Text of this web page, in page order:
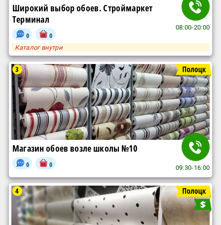
Широкий выбор обоев. Строймаркет
Терминал
0 0
08:00-20:00
Каталог внутри
3
Магазин обоев возле школы №10
0 0 09:30-16:00
4